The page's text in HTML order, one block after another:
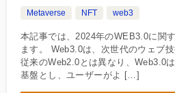
Metaverse NFT web3
本記事では、2024年のWEB3.0に関
ます。 Web3.0は、次世代のウェブ
従来のWeb2.0とは異なり、Web3.0
基盤とし、ユーザーがよ […]